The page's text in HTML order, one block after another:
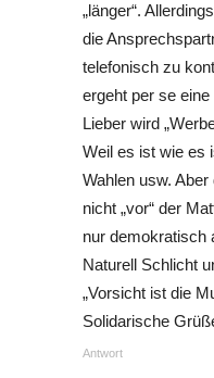
„länger“.
die
telefonisch zu
ergeht per se
Lieber wird
Weil es ist wie es
Wahlen usw. Aber
nicht „vor“ der
nur demokratisch
Naturell Schlicht
„Vorsicht ist die
Solidarische
Antwort